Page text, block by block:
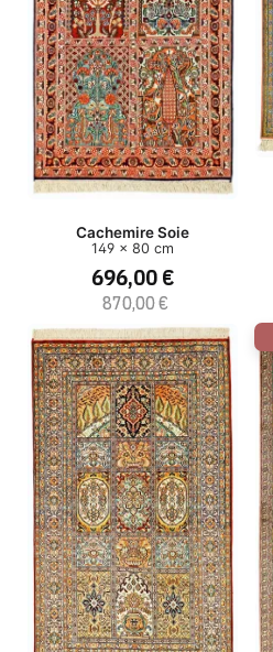
Cachemire Soie
149 x 80 cm
696,00 €
870,00 €